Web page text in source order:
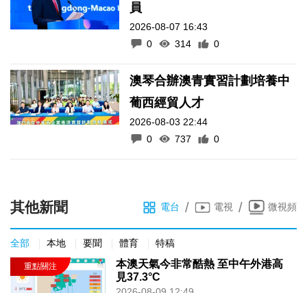
員
2026-08-07 16:43
0
314 0
澳琴合辦澳青實習計劃培養中
葡西經貿人才
2026-08-03 22:44
0
737 0
其他新聞 電台 / 電視 / 微視頻
全部 本地 要聞 體育 特稿
本澳天氣今非常酷熱 至中午外港高
見37.3°C